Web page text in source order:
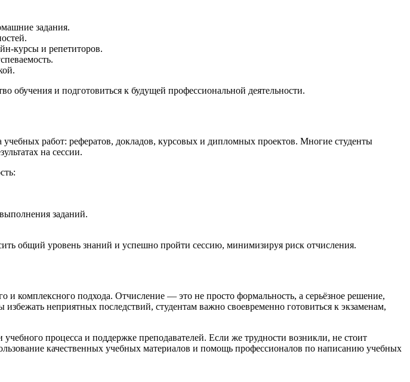
задания.
курсы и репетиторов.
обучения и подготовиться к будущей профессиональной деятельности.
работ: рефератов, докладов, курсовых и дипломных проектов. Многие студенты
на сессии.
заданий.
общий уровень знаний и успешно пройти сессию, минимизируя риск отчисления.
и комплексного подхода. Отчисление — это не просто формальность, а серьёзное решение,
неприятных последствий, студентам важно своевременно готовиться к экзаменам,
процесса и поддержке преподавателей. Если же трудности возникли, не стоит
качественных учебных материалов и помощь профессионалов по написанию учебных